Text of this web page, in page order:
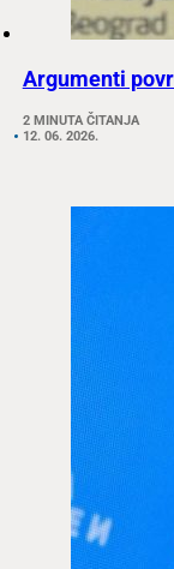
Argumenti
2 MINUTA ČITANJA
12. 06. 2026.